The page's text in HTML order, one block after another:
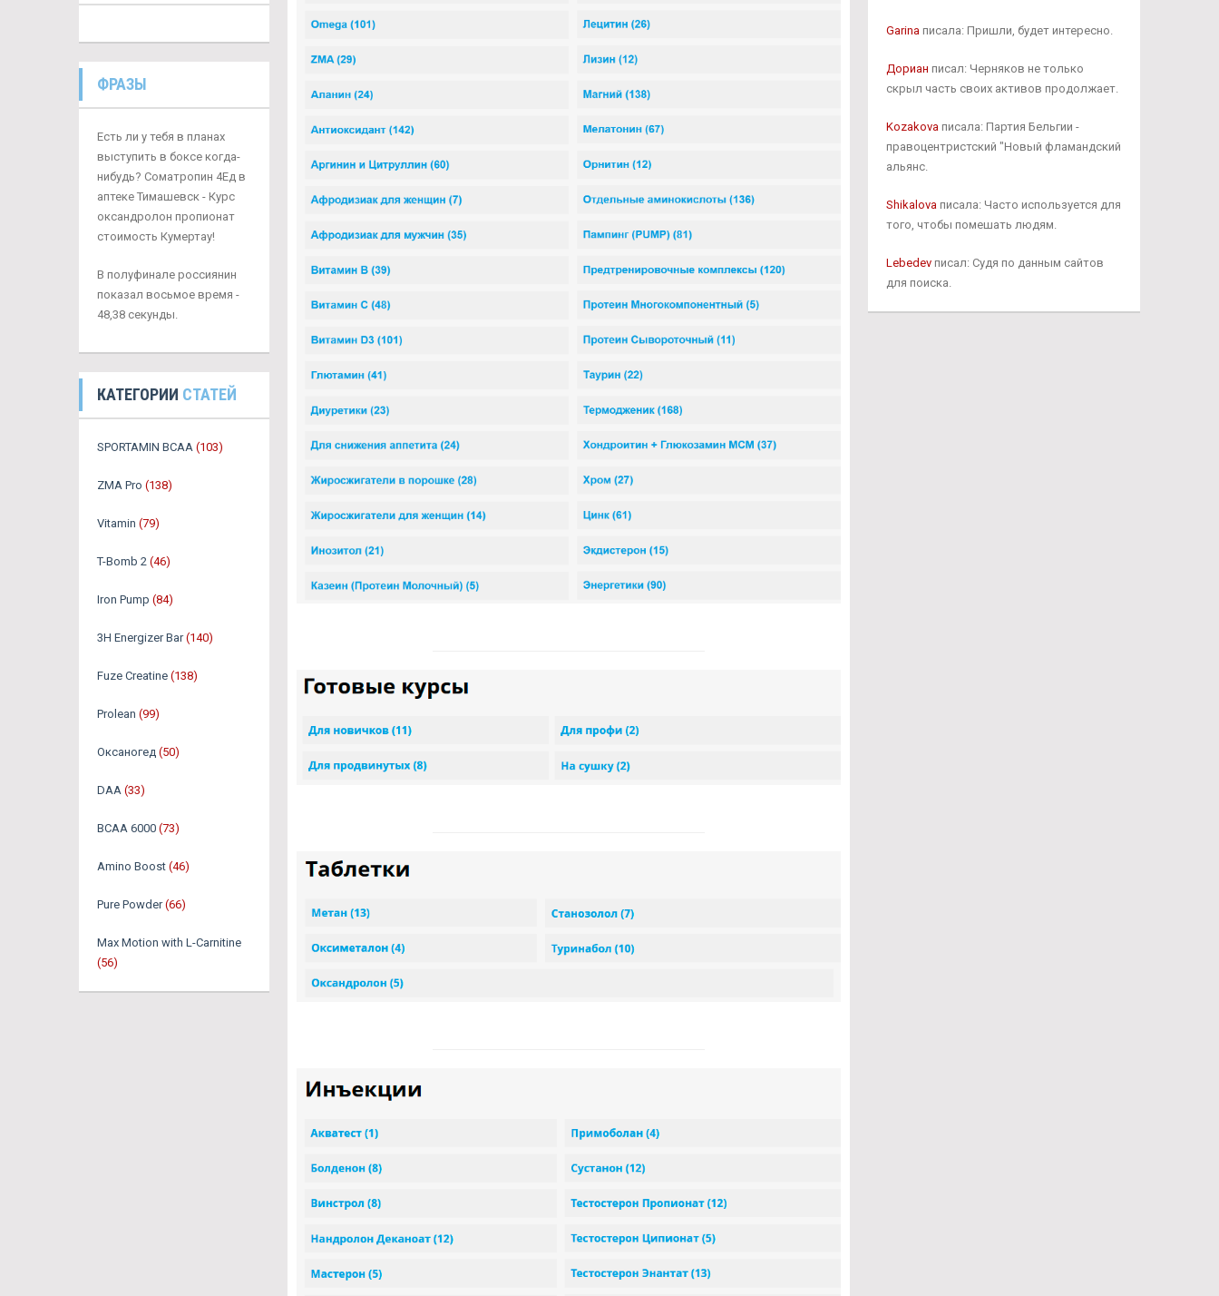
ФРАЗЫ
Есть ли у тебя в планах
выступить в боксе когда-
нибудь? Cоматропин 4Ед в
аптеке Тимашевск - Курс
оксандролон пропионат
стоимость Кумертау!
В полуфинале россиянин
показал восьмое время -
48,38 секунды.
КАТЕГОРИИ СТАТЕЙ
SPORTAMIN ВСАА (103)
ZMA Pro (138)
Vitamin (79)
T-Bomb 2 (46)
Iron Pump (84)
3H Energizer Bar (140)
Fuze Creatine (138)
Prolean (99)
Оксаногед (50)
DAA (33)
BCAA 6000 (73)
Amino Boost (46)
Pure Powder (66)
Max Motion with L-Carnitine
(56)
Garinaписала: Пришли, будет интересно.
Дориан писал: Черняков не только
скрыл часть своих активов продолжает.
Kozakovaписала: Партия Бельгии -
правоцентристский "Новый фламандский
альянс.
Shikalovaписала: Часто используется для
того, чтобы помешать людям.
Lebedevписал: Судя по данным сайтов
для поиска.